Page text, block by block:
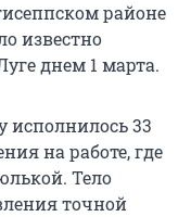
районе
известно
днем 1 марта.
исполнилось 33
на работе, где
Тело
точной